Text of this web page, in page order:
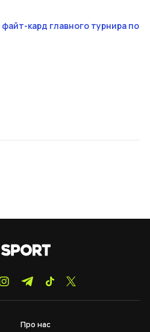
файт-кард главного турнира по
Про нас